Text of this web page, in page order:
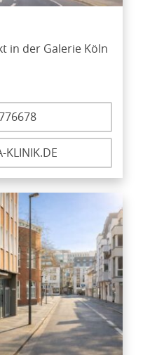
in der Galerie Köln
KLINIK.DE